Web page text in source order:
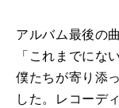
アルバム最後の
「これまでにな
僕たちが寄り添
した。レコーデ